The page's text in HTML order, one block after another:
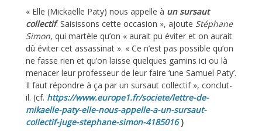
« Elle (Mickaëlle Paty) nous appelle à un sursaut
collectif. Saisissons cette occasion », ajoute Stéphane
Simon, qui martèle qu’on « aurait pu éviter et on aurait
dû éviter cet assassinat ». « Ce n’est pas possible qu’on
ne fasse rien et qu’on laisse quelques gamins ici ou là
menacer leur professeur de leur faire ‘une Samuel Paty’.
Il faut répondre à ça par un sursaut collectif », conclut-
il. (cf. https://www.europe1.fr/societe/lettre-de-
mikaelle-paty-elle-nous-appelle-a-un-sursaut-
collectif-juge-stephane-simon-4185016 )